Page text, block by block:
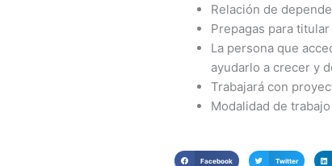
Relación de
Prepagas para
La persona que
ayudarlo a crecer y
Trabajará con
Modalidad de
Facebook Twitter